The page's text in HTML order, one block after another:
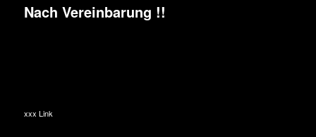
Nach Vereinbarung !!
xxx Link